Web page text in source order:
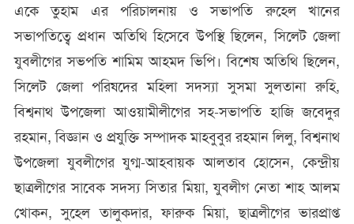
একে তুহাম এর পরিচালনায় ও সভাপতি রুহেল খানের
সভাপতিত্বে প্রধান অতিথি হিসেবে উপস্থি ছিলেন, সিলেট জেলা
যুবলীগের সভপতি শামিম আহমদ ভিপি। বিশেষ অতিথি ছিলেন,
সিলেট জেলা পরিষদের মহিলা সদস্যা সুসমা সুলতানা রুহি,
বিশ্বনাথ উপজেলা আওয়ামীলীগের সহ-সভাপতি হাজি জবেদুর
রহমান, বিজ্ঞান ও প্রযুক্তি সম্পাদক মাহবুবুর রহমান লিলু, বিশ্বনাথ
উপজেলা যুবলীগের যুগ্ম-আহবায়ক আলতাব হোসেন, কেন্দ্রীয়
ছাত্রলীগের সাবেক সদস্য সিতার মিয়া, যুবলীগ নেতা শাহ আলম
খোকন, সুহেল তালুকদার, ফারুক মিয়া, ছাত্রলীগের ভারপ্রাপ্ত